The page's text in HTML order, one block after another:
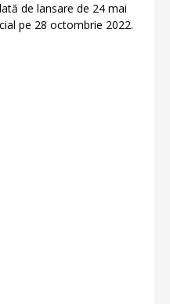
de lansare de 24 mai
pe 28 octombrie 2022.